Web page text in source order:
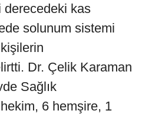
derecedeki kas
solunum sistemi
Dr. Çelik Karaman
Sağlık
6 hemşire, 1